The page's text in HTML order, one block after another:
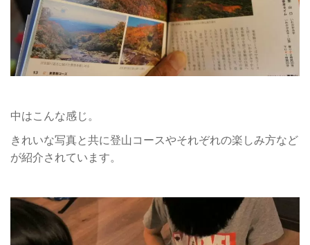
中はこんな感じ。
きれいな写真と共に登山コースやそれぞれの楽しみ方など
が紹介されています。